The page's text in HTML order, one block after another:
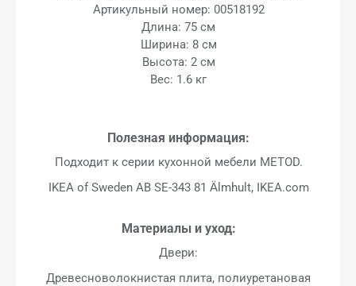
Артикульный номер: 00518192
Длина: 75 см
Ширина: 8 см
Высота: 2 см
Вес: 1.6 кг
Полезная информация:
Подходит к серии кухонной мебели METOD.
IKEA of Sweden AB SE-343 81 Älmhult, IKEA.com
Материалы и уход:
Двери:
Древесноволокнистая плита, полиуретановая